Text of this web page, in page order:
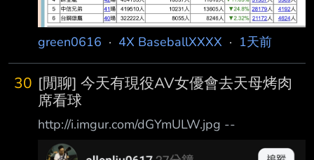
green0616 · 4X BaseballXXXX · 1天前
30 [閒聊] 今天有現役AV女優會去天母烤肉
席看球
http://i.imgur.com/dGYmULW.jpg --